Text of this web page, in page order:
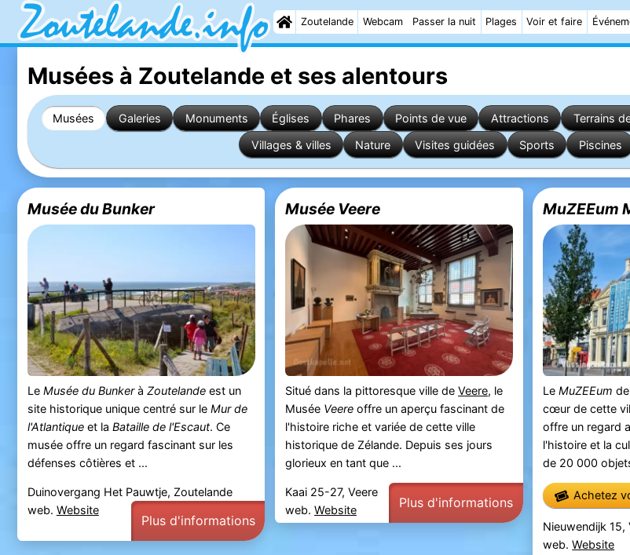
Zoutelande Webcam Passer la nuit Plages Voir et faire
Musées à Zoutelande et ses alentours
Musées Galeries Monuments Églises Phares Points de vue Attractions Terrains
Villages & villes
Nature Visites guidées Sports Piscines
Musée du Bunker
Le Musée du Bunkerà Zoutelandeest un
site historique unique centré sur le Mur de
l'Atlantiqueet la Bataille de l'Escaut. Ce
musée offre un regard fascinant sur les
défenses côtières et ...
Duinovergang Het Pauwtje, Zoutelande
web. Website
Plus d'informations
Musée Veere
Situé dans la pittoresque ville de Veere, le
Musée Veereoffre un aperçu fascinant de
l'histoire riche et variée de cette ville
historique de Zélande. Depuis ses jours
glorieux en tant que ...
Kaai 25-27, Veere
web. Website Plus d'informations
MuZEEum
LeMuZEEum de
cœur de cette
offre un regard
l'histoire et la
de 20 000
Achetez
Nieuwendijk 15,
web.Website